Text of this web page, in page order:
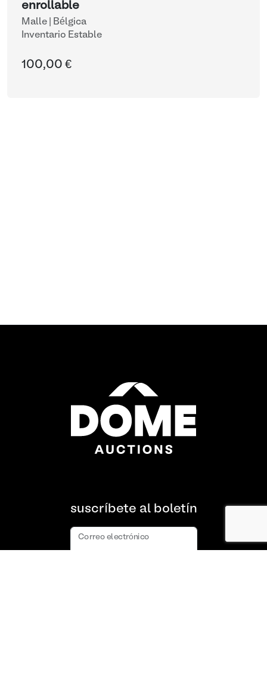
enrollable
Malle | Bélgica
Inventario Estable
100,00 €
suscríbete al boletín
Correo electrónico